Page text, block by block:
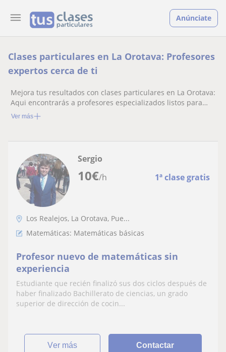
Anúnciate
Clases particulares en La Orotava: Profesores
expertos cerca de ti
Mejora tus resultados con clases particulares en La Orotava:
Aqui encontrarás a profesores especializados listos para
ayudarte.
Ver más
10€/h 1ª clase gratis
Sergio
Los Realejos, La Orotava, Pue...
Matemáticas: Matemáticas básicas
Profesor nuevo de matemáticas sin
experiencia
Estudiante que recién finalizó sus dos ciclos después de
haber finalizado Bachillerato de ciencias, un grado
superior de dirección de cocin...
ver más Contactar